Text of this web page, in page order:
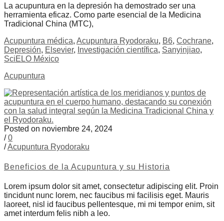
La acupuntura en la depresión ha demostrado ser una
herramienta eficaz. Como parte esencial de la Medicina
Tradicional China (MTC),
Acupuntura médica, Acupuntura Ryodoraku, B6, Cochrane,
Depresión, Elsevier, Investigación científica, Sanyinjiao,
SciELO México
Acupuntura
Posted on noviembre 24, 2024
/0
/Acupuntura Ryodoraku
Beneficios de la Acupuntura y su Historia
Lorem ipsum dolor sit amet, consectetur adipiscing elit. Proin
tincidunt nunc lorem, nec faucibus mi facilisis eget. Mauris
laoreet, nisl id faucibus pellentesque, mi mi tempor enim, sit
amet interdum felis nibh a leo.